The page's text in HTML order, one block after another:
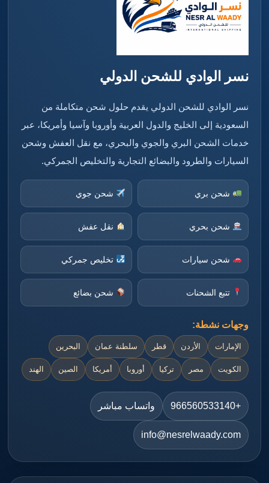
نسر الوادي للشحن الدولي
نسر الوادي للشحن الدولي يقدم حلول شحن متكاملة من
السعودية إلى الخليج والدول العربية وأوروبا وآسيا وأمريكا، عبر
خدمات الشحن البري والجوي والبحري، مع نقل العفش وشحن
السيارات والطرود والبضائع التجارية والتخليص الجمركي.
شحن بري شحن جوي
شحن بحري نقل عفش
شحن سيارات تخليص جمركي
تتبع الشحنات شحن بضائع
وجهات نشطة:
الإمارات الأردن قطر سلطنة عمان البحرين
الكويت مصر تركيا أوروبا أمريكا الصين الهند
+966560533140 واتساب مباشر
info@nesrelwaady.com